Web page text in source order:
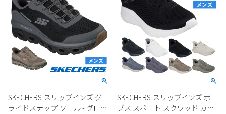
SKECHERS スリップインズ グ
ライドステップ ソール - グロー
SKECHERS スリップインズ ボ
ブス スポート スクワッド カオ